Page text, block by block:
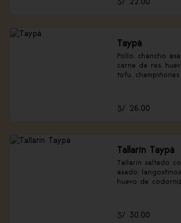
Taypá
Pollo, chancho
carne de res,
tofu,
S/ 26.00
Tallarín Taypá
Tallarín saltado
asado,
huevo de
S/ 30.00